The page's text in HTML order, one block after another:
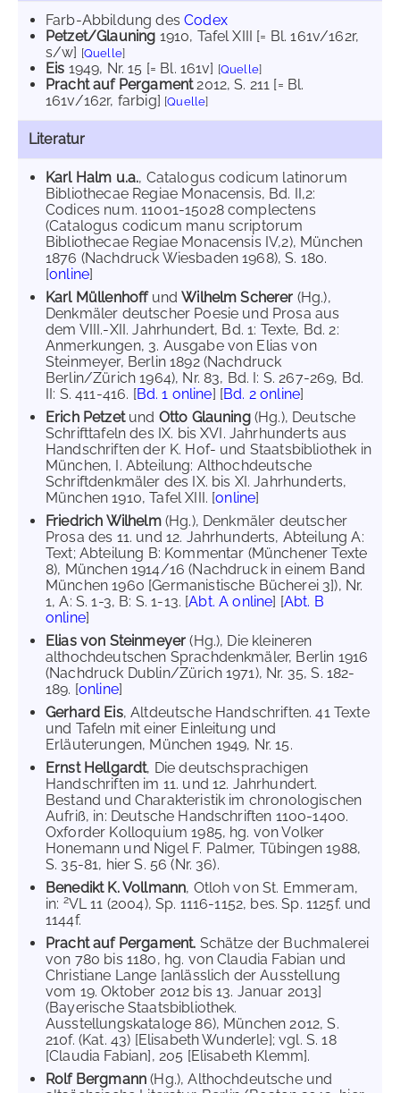
Farb-Abbildung desCodex
Petzet/Glauning 1910, Tafel XIII [= Bl. 161v/162r,
s/w] [Quelle]
Eis 1949, Nr. 15 [= Bl. 161v] [Quelle]
Pracht auf Pergament2012, S. 211 [= Bl.
161v/162r, farbig] [Quelle]
Literatur
Karl Halm u.a., Catalogus codicum latinorum
Bibliothecae Regiae Monacensis, Bd. II,2:
Codices num. 11001-15028 complectens
(Catalogus codicum manu scriptorum
Bibliothecae Regiae Monacensis IV,2), München
1876 (Nachdruck Wiesbaden 1968), S. 180.
[online]
Karl MüllenhoffundWilhelm Scherer (Hg.),
Denkmäler deutscher Poesie und Prosa aus
dem VIII.-XII. Jahrhundert, Bd. 1: Texte, Bd. 2:
Anmerkungen, 3. Ausgabe von Elias von
Steinmeyer, Berlin 1892 (Nachdruck
Berlin/Zürich 1964), Nr. 83, Bd. I: S. 267-269, Bd.
II: S. 411-416. [Bd. 1 online] [Bd. 2 online]
Erich Petzetund Otto Glauning (Hg.), Deutsche
Schrifttafeln des IX. bis XVI. Jahrhunderts aus
Handschriften der K. Hof- und Staatsbibliothek in
München, I. Abteilung: Althochdeutsche
Schriftdenkmäler des IX. bis XI. Jahrhunderts,
München 1910, Tafel XIII. [online]
Friedrich Wilhelm (Hg.), Denkmäler deutscher
Prosa des 11. und 12. Jahrhunderts, Abteilung A:
Text; Abteilung B: Kommentar (Münchener Texte
8), München 1914/16 (Nachdruck in einem Band
München 1960 [Germanistische Bücherei 3]), Nr.
1, A: S. 1-3, B: S. 1-13. [Abt. A online] [Abt. B
online]
Elias von Steinmeyer(Hg.), Die kleineren
althochdeutschen Sprachdenkmäler, Berlin 1916
(Nachdruck Dublin/Zürich 1971), Nr. 35, S. 182-
189. [online]
Gerhard Eis, Altdeutsche Handschriften. 41 Texte
und Tafeln mit einer Einleitung und
Erläuterungen, München 1949, Nr. 15.
Ernst Hellgardt, Die deutschsprachigen
Handschriften im 11. und 12. Jahrhundert.
Bestand und Charakteristik im chronologischen
Aufriß, in: Deutsche Handschriften 1100-1400.
Oxforder Kolloquium 1985, hg. von Volker
Honemann und Nigel F. Palmer, Tübingen 1988,
S. 35-81, hier S. 56 (Nr. 36).
Benedikt K. Vollmann, Otloh von St. Emmeram,
in: 2VL 11 (2004), Sp. 1116-1152, bes. Sp. 1125f. und
1144f.
Pracht auf Pergament. Schätze der Buchmalerei
von 780 bis 1180, hg. von Claudia Fabian und
Christiane Lange [anlässlich der Ausstellung
vom 19. Oktober 2012 bis 13. Januar 2013]
(Bayerische Staatsbibliothek.
Ausstellungskataloge 86), München 2012, S.
210f. (Kat. 43) [Elisabeth Wunderle]; vgl. S. 18
[Claudia Fabian], 205 [Elisabeth Klemm].
Rolf Bergmann(Hg.), Althochdeutsche und